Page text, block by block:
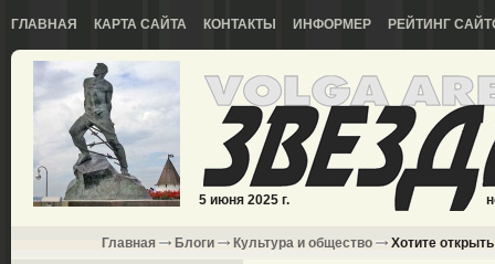
ГЛАВНАЯ КАРТА САЙТА КОНТАКТЫ ИНФОРМЕР РЕЙТИНГ
5 июня 2025 г.
Главная Блоги Культура и общество Хотите